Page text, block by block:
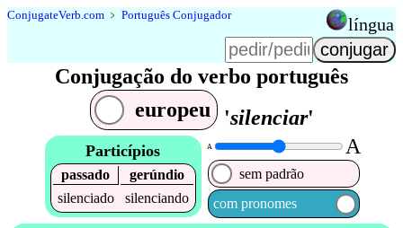
ConjugateVerb.com ﹥ Português Conjugador língua
Conjugação do verbo português
europeu
'silenciar'
Particípios
passado
gerúndio
silenciado
silenciando
A A
sem padrão
com pronomes